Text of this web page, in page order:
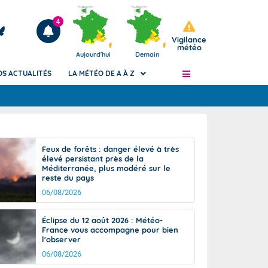
Articles
4
Aujourd'hui Demain
Vigilance
météo
de
Phénomènes dangereux de J+2 à J+7
Avertissement pluies intenses à l'échelle
des communes (Apic)
Bulletins Marine
d'avalanche
Météo des forêts
Vigicrues
ACTUALITÉS LA MÉTÉO DE A À Z
Feux de forêts : danger élevé à très
élevé persistant près de la
Méditerranée, plus modéré sur le
reste du pays
06/08/2026
Éclipse du 12 août 2026 : Météo-
France vous accompagne pour bien
l'observer
06/08/2026